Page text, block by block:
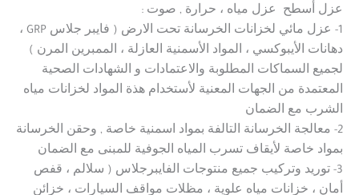
عزل أسطح عزل مياه ، حرارة , صوت :
1- عزل مائي لخزانات الخرسانة تحت الارض ( فايبر جلاس GRP ،
دهانات الأيبوكسي ، المواد الأسمنية العازلة ، الممبرين المرن )
لجميع السماكات المطلوبة والاعتمادات و الشهادات الصحية
المعتمدة من الجهات المعنية لأستخدام هذة المواد لخزانات مياه
الشرب مع الضمان
2- معالجة الخرسانة التالفة بمواد اسمنية خاصة , وحقن الخرسانة
بمواد خاصة لأيقاف تسرب المياه الجوفية للمبنى مع الضمان
3- توريد وتركيب جميع منتوجات الفايبرجلاس ( سلالم ، قفص
أمان ، خزانات مياه علوية ، مظلات مواقف السيارات ، خزائن